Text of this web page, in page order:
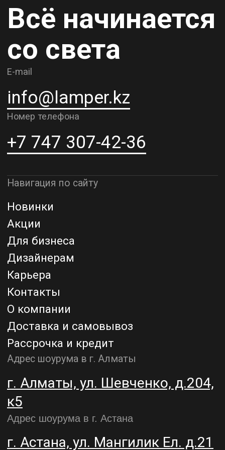
Контакты
О компании
Рассрочка и кредит
к5
Адрес шоурума в г. Астана
г. Астана, ул. Мангилик Ел. д.21
Благодарим за внимание к Lamper.kz.
До встречи в ваших будущих
Политика конфиденциальности